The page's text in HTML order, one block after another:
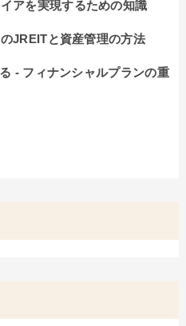
アを実現するための知識
JREITと資産管理の方法
- フィナンシャルプランの重